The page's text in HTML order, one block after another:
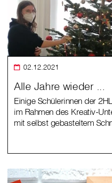
02.12.2021
Alle Jahre wieder ...
Einige Schülerinnen der
im Rahmen des Kreativ-
mit selbst gebasteltem